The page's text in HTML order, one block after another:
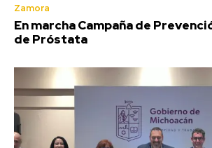
Zamora
En marcha Campaña de
de Próstata